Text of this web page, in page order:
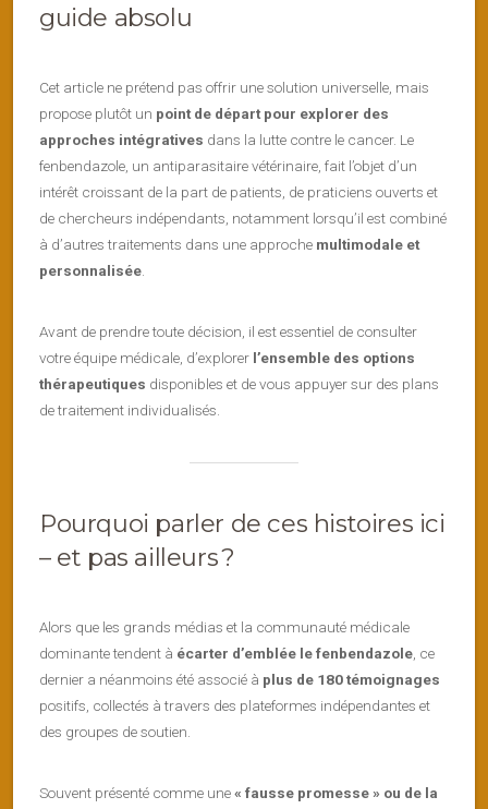
guide absolu
Cet article ne prétend pas offrir une solution universelle, mais
propose plutôt un point de départ pour explorer des
approches intégratives dans la lutte contre le cancer. Le
fenbendazole, un antiparasitaire vétérinaire, fait l’objet d’un
intérêt croissant de la part de patients, de praticiens ouverts et
de chercheurs indépendants, notamment lorsqu’il est combiné
à d’autres traitements dans une approche multimodale et
personnalisée
Avant de prendre toute décision, il est essentiel de consulter
votre équipe médicale, d’explorer l’ensemble des options
thérapeutiques disponibles et de vous appuyer sur des plans
de traitement individualisés.
Pourquoi parler de ces histoires ici
– et pas ailleurs ?
Alors que les grands médias et la communauté médicale
dominante tendent à écarter d’emblée le fenbendazole , ce
dernier a néanmoins été associé à plus de 180 témoignages
positifs, collectés à travers des plateformes indépendantes et
des groupes de soutien.
Souvent présenté comme une« fausse promesse » ou de la